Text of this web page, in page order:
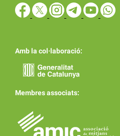
Amb la col·laboració:
Membres associats: